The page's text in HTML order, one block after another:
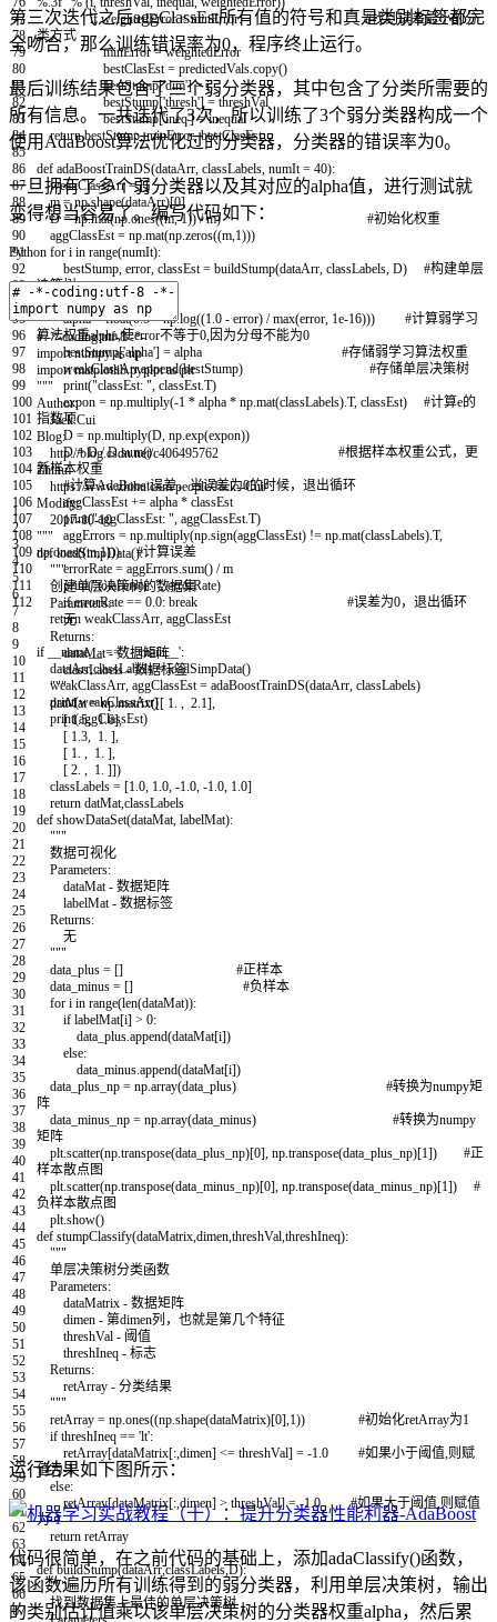
77
78
79
80
81
82
83
84
85
86
87
88
89
90
91
92
93
94
95
96
97
98
99
100
101
102
103
104
105
106
107
108
109
110
111
112
if weightedError < minError:
#找到误差最小的分
类方式
minError = weightedError
bestClasEst = predictedVals.copy()
bestStump['dim'] = i
bestStump['thresh'] = threshVal
bestStump['ineq'] = inequal
return bestStump, minError, bestClasEst
def adaBoostTrainDS(dataArr, classLabels, numIt = 40):
weakClassArr = []
m = np.shape(dataArr)[0]
D = np.mat(np.ones((m, 1)) / m)
#初始化权重
aggClassEst = np.mat(np.zeros((m,1)))
for i in range(numIt):
bestStump, error, classEst = buildStump(dataArr, classLabels, D)
#构建单层
决策树
print("D:",D T)
alpha = float(0.5 * np.log((1.0 - error) / max(error, 1e-16)))
#计算弱学习
算法权重alpha,使error不等于0,因为分母不能为0
bestStump['alpha'] = alpha
#存储弱学习算法权重
weakClassArr.append(bestStump)
#存储单层决策树
print("classEst: ", classEst.T)
expon = np.multiply(-1 * alpha * np.mat(classLabels).T, classEst)
#计算e的
指数项
D = np.multiply(D, np.exp(expon))
D = D / D.sum()
#根据样本权重公式，更
新样本权重
#计算AdaBoost误差，当误差为0的时候，退出循环
aggClassEst += alpha * classEst
print("aggClassEst: ", aggClassEst.T)
aggErrors = np.multiply(np.sign(aggClassEst) != np.mat(classLabels).T,
np.ones((m,1)))
#计算误差
errorRate = aggErrors.sum() / m
print("total error: ", errorRate)
if errorRate == 0.0: break
#误差为0，退出循环
return weakClassArr, aggClassEst
if __name__ == '__main__':
dataArr,classLabels = loadSimpData()
weakClassArr, aggClassEst = adaBoostTrainDS(dataArr, classLabels)
print(weakClassArr)
print(aggClassEst)
第三次迭代之后aggClassEst所有值的符号和真是类别标签都完
全吻合，那么训练错误率为0，程序终止运行。
最后训练结果包含了三个弱分类器，其中包含了分类所需要的
所有信息。一共迭代了3次，所以训练了3个弱分类器构成一个
使用AdaBoost算法优化过的分类器，分类器的错误率为0。
一旦拥有了多个弱分类器以及其对应的alpha值，进行测试就
变得想当容易了。编写代码如下：
Python
1
2
3
4
5
6
7
8
9
10
11
12
13
14
15
16
17
18
19
20
21
22
23
24
25
26
27
28
29
30
31
32
33
34
35
36
37
38
39
40
41
42
43
44
45
46
47
48
49
50
51
52
53
54
55
56
57
58
59
60
61
62
63
64
65
66
67
# -*-coding:utf-8 -*-
import numpyas np
import matplotlib.pyplotas plt
"""
Author:
Jack Cui
Blog:
http://blog.csdn.net/c406495762
Zhihu:
https://www.zhihu.com/people/Jack--Cui/
Modify:
2017-10-10
"""
def loadSimpData():
"""
创建单层决策树的数据集
Parameters:
无
Returns:
dataMat - 数据矩阵
classLabels - 数据标签
"""
datMat = np.matrix([[ 1. , 2.1],
[ 1.5, 1.6],
[ 1.3, 1. ],
[ 1. , 1. ],
[ 2. , 1. ]])
classLabels = [1.0, 1.0, -1.0, -1.0, 1.0]
return datMat,classLabels
def showDataSet(dataMat, labelMat):
"""
数据可视化
Parameters:
dataMat - 数据矩阵
labelMat - 数据标签
Returns:
无
"""
data_plus = []
#正样本
data_minus = []
#负样本
for i in range(len(dataMat)):
if labelMat[i] > 0:
data_plus.append(dataMat[i])
else:
data_minus.append(dataMat[i])
data_plus_np = np.array(data_plus)
#转换为numpy矩
阵
data_minus_np = np.array(data_minus)
#转换为numpy
矩阵
plt.scatter(np.transpose(data_plus_np)[0], np.transpose(data_plus_np)[1])
#正
样本散点图
plt.scatter(np.transpose(data_minus_np)[0], np.transpose(data_minus_np)[1])
#
负样本散点图
plt.show()
def stumpClassify(dataMatrix,dimen,threshVal,threshIneq):
"""
单层决策树分类函数
Parameters:
dataMatrix - 数据矩阵
dimen - 第dimen列，也就是第几个特征
threshVal - 阈值
threshIneq - 标志
Returns:
retArray - 分类结果
"""
retArray = np.ones((np.shape(dataMatrix)[0],1))
#初始化retArray为1
if threshIneq == 'lt':
retArray[dataMatrix[:,dimen] <= threshVal] = -1.0
#如果小于阈值,则赋
值为-1
else:
retArray[dataMatrix[:,dimen] > threshVal] = -1.0
#如果大于阈值,则赋值
为-1
return retArray
def buildStump(dataArr,classLabels,D):
"""
找到数据集上最佳的单层决策树
运行结果如下图所示：
代码很简单，在之前代码的基础上，添加adaClassify()函数，
该函数遍历所有训练得到的弱分类器，利用单层决策树，输出
的类别估计值乘以该单层决策树的分类器权重alpha，然后累